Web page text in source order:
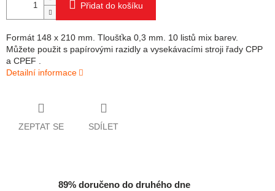
Přidat do košíku
Formát 148 x 210 mm. Tloušťka 0,3 mm. 10 listů mix barev.
Můžete použit s papírovými razidly a vysekávacími stroji řady CPP
a CPEF .
Detailní informace
ZEPTAT SE SDÍLET
89% doručeno do druhého dne